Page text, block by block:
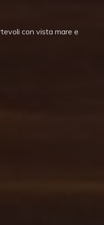
con vista mare e